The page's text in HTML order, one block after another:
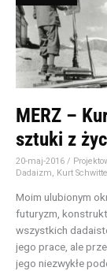
MERZ –
sztuki z
20-maj-2016 /
Dadaizm, Kurt
Moim ulubionym
futuryzm,
wszystkich
jego prace, ale
jego niezwykłe
życiem